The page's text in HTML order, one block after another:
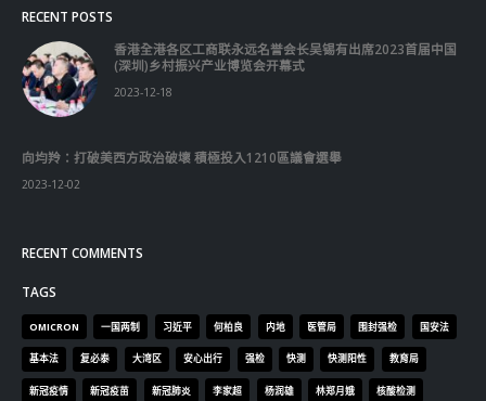
RECENT POSTS
香港全港各区工商联永远名誉会长吴锡有出席2023首届中国
(深圳)乡村振兴产业博览会开幕式
2023-12-18
向均羚：打破美西方政治破壞 積極投入1210區議會選舉
2023-12-02
RECENT COMMENTS
TAGS
OMICRON 一国两制 习近平 何柏良 内地 医管局 围封强检 国安法
基本法 复必泰 大湾区 安心出行 强检 快测 快测阳性 教育局
新冠疫情 新冠疫苗 新冠肺炎 李家超 杨润雄 林郑月娥 核酸检测